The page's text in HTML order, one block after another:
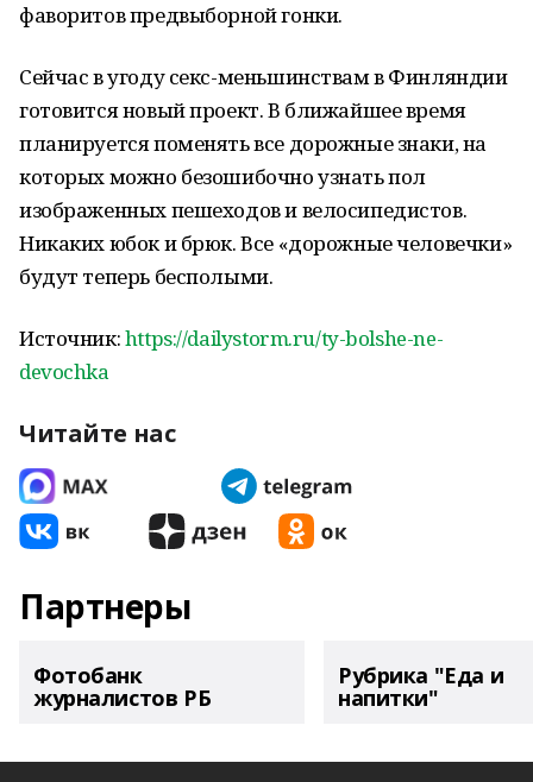
фаворитов предвыборной гонки.
Сейчас в угоду секс-меньшинствам в Финляндии
готовится новый проект. В ближайшее время
планируется поменять все дорожные знаки, на
которых можно безошибочно узнать пол
изображенных пешеходов и велосипедистов.
Никаких юбок и брюк. Все «дорожные человечки»
будут теперь бесполыми.
Источник:https://dailystorm.ru/ty-bolshe-ne-
devochka
Читайте нас
Партнеры
Фотобанк
журналистов РБ
Рубрика "Еда и
напитки"